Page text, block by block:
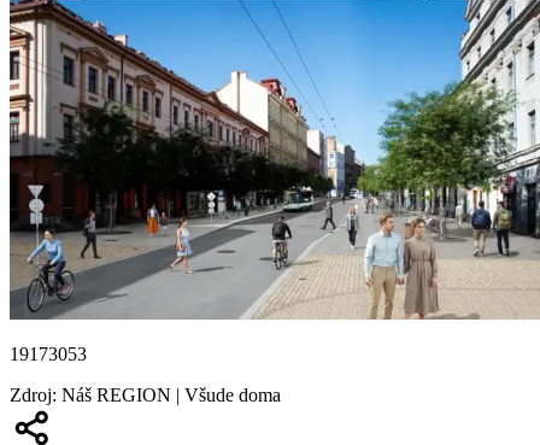
19173053
Zdroj: Náš REGION | Všude doma